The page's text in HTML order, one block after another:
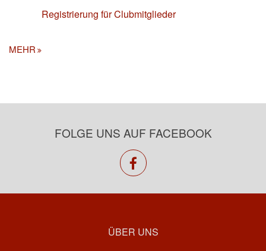
Registrierung für Clubmitglieder
MEHR
FOLGE UNS AUF FACEBOOK
facebook
ÜBER UNS